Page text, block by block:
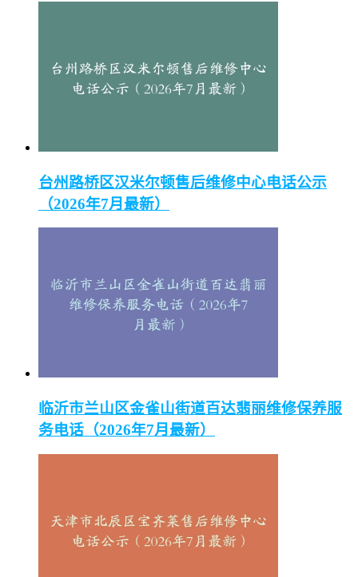
台州路桥区汉米尔顿售后维修中心电话公示
（2026年7月最新）
临沂市兰山区金雀山街道百达翡丽维修保养服
务电话（2026年7月最新）